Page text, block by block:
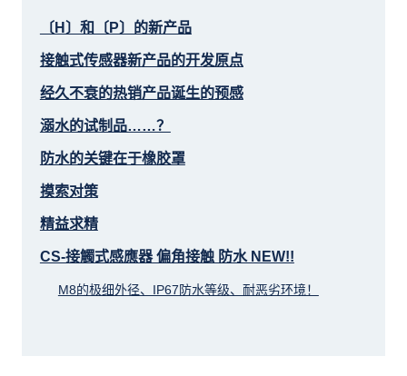
〔H〕和〔P〕的新产品
接触式传感器新产品的开发原点
经久不衰的热销产品诞生的预感
溺水的试制品……？
防水的关键在于橡胶罩
摸索对策
精益求精
CS-接觸式感應器 偏角接触 防水 NEW!!
M8的极细外径、IP67防水等级、耐恶劣环境！